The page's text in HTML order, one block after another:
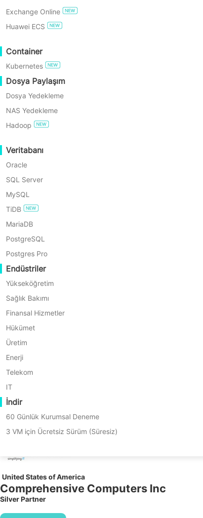
Exchange Online
Huawei ECS
Container
Kubernetes
Dosya Paylaşım
Dosya Yedekleme
NAS Yedekleme
Hadoop
Veritabanı
Oracle
SQL Server
MySQL
TiDB
MariaDB
PostgreSQL
Postgres Pro
Endüstriler
Yükseköğretim
Sağlık Bakımı
Finansal Hizmetler
Hükümet
Üretim
Enerji
Telekom
IT
İndir
60 Günlük Kurumsal Deneme
3 VM için Ücretsiz Sürüm (Süresiz)
Ortak Listesi
Bayi
United States of America
ICE Systems
Silver Partner
İletişim Partner
United States of America
Comprehensive Computers Inc
Silver Partner